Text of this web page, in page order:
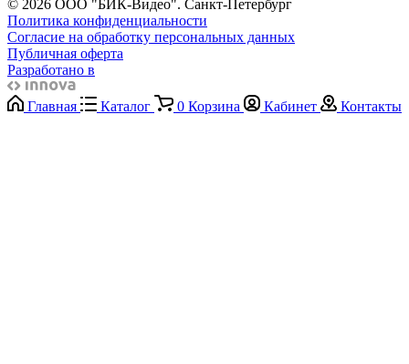
© 2026 ООО "БИК-Видео". Санкт-Петербург
Политика конфиденциальности
Согласие на обработку персональных данных
Публичная оферта
Разработано в
Главная Каталог 0 Корзина Кабинет Контакты